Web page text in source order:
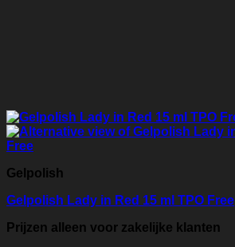
Gelpolish
Gelpolish Lady in Red 15 ml TPO Free
Prijzen alleen voor zakelijke klanten